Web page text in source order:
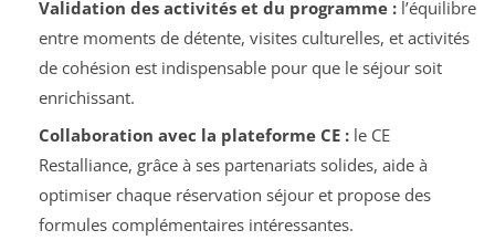
Validation des activités et du programme :l’équilibre
entre moments de détente, visites culturelles, et activités
de cohésion est indispensable pour que le séjour soit
enrichissant.
Collaboration avec la plateforme CE :le CE
Restalliance, grâce à ses partenariats solides, aide à
optimiser chaque réservation séjour et propose des
formules complémentaires intéressantes.